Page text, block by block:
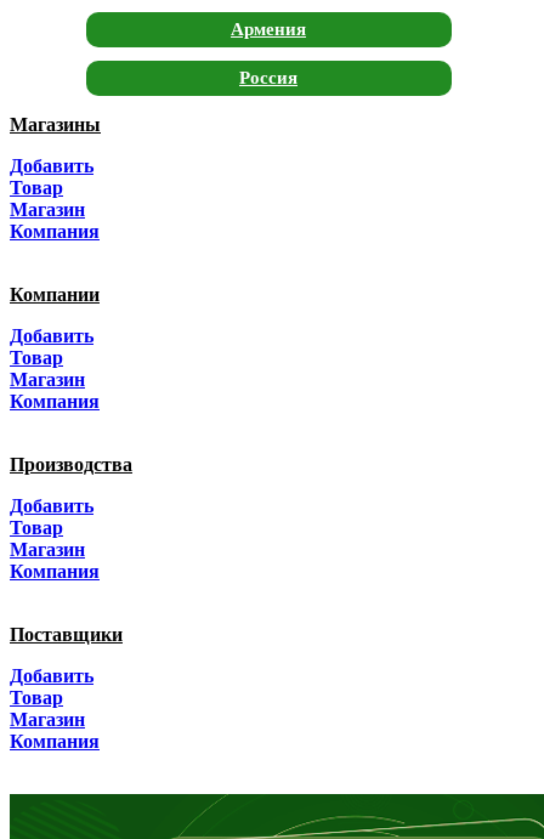
Армения
Россия
Волгоградская область
Магазины
Добавить
Товар
Магазин
Компания
Компании
Добавить
Товар
Магазин
Компания
Производства
Добавить
Товар
Магазин
Компания
Поставщики
Добавить
Товар
Магазин
Компания